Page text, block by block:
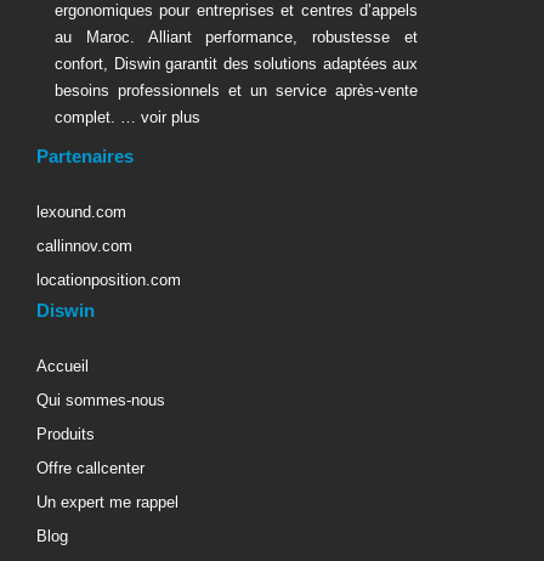
ergonomiques pour entreprises et centres d’appels
au Maroc. Alliant performance, robustesse et
confort, Diswin garantit des solutions adaptées aux
besoins professionnels et un service après-vente
complet. … voir plus
Partenaires
lexound.com
callinnov.com
locationposition.com
Diswin
Accueil
Qui sommes-nous
Produits
Offre callcenter
Un expert me rappel
Blog